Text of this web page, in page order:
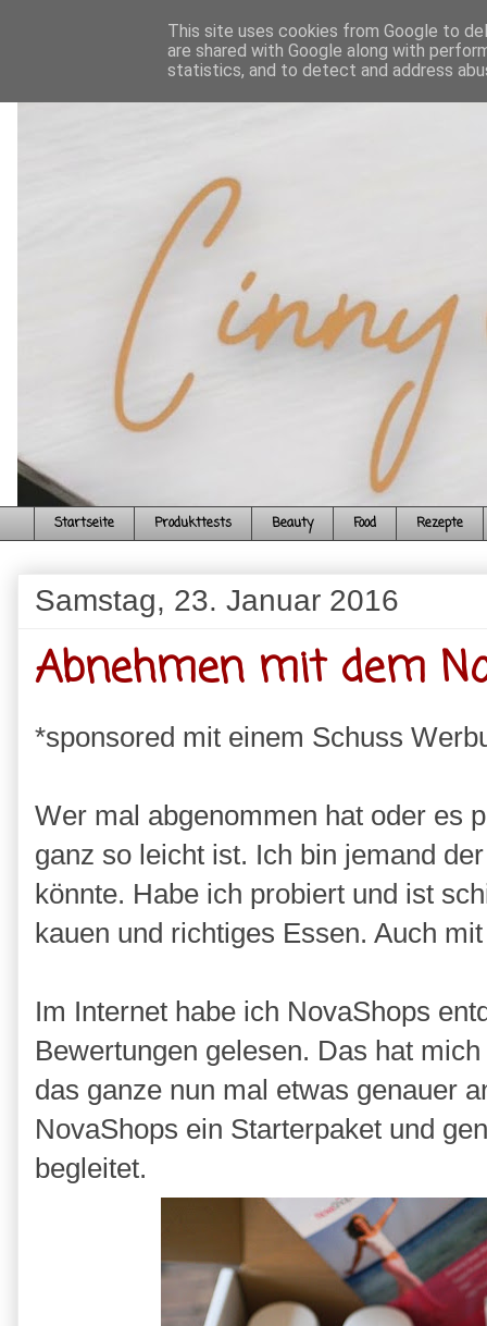
Startseite Produkttests Beauty Food Rezepte
Samstag, 23. Januar 2016
Abnehmen mit dem
*sponsored mit einem Schuss
Wer mal abgenommen hat oder es
ganz so leicht ist. Ich bin jemand
könnte. Habe ich probiert und ist
kauen und richtiges Essen. Auch
Im Internet habe ich NovaShops
Bewertungen gelesen. Das hat
das ganze nun mal etwas genauer
NovaShops ein Starterpaket und
begleitet.
This site uses cookies from Google to
are shared with Google along with
statistics, and to detect and address